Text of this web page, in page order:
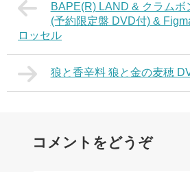
BAPE(R) LAND & クラムボ
(予約限定盤 DVD付) &
ロッセル
狼と香辛料 狼と金の麦穂
コメントをどうぞ